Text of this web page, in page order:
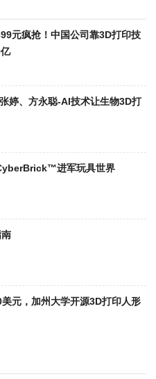
元疯抢！中国公司靠3D打印技
婷、方永聪-AI技术让生物3D打
进军玩具世界
元，加州大学开源3D打印人形